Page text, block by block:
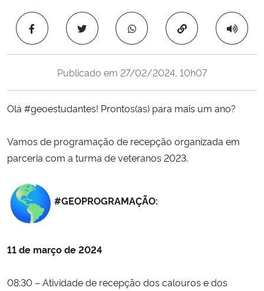
Ministério da Educação
Ministério de Minas e Energia
Ministério da Ciência, Tecnologia, Inovações e Comunicações
Ministério do Turismo
Copiar para área
Publicado em 27/02/2024, 10h07
Olá #geoestudantes! Prontos(as) para mais um ano?
Vamos de programação de recepção organizada em
parceria com a turma de veteranos 2023.
#GEOPROGRAMAÇÃO:
11 de março de 2024
08:30 – Atividade de recepção dos calouros e dos